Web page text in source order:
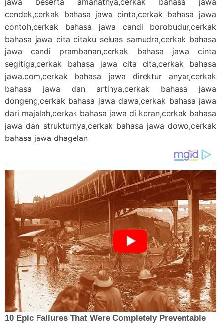
jawa beserta amanatnya,cerkak bahasa jawa
cendek,cerkak bahasa jawa cinta,cerkak bahasa jawa
contoh,cerkak bahasa jawa candi borobudur,cerkak
bahasa jawa cita citaku seluas samudra,cerkak bahasa
jawa candi prambanan,cerkak bahasa jawa cinta
segitiga,cerkak bahasa jawa cita cita,cerkak bahasa
jawa.com,cerkak bahasa jawa direktur anyar,cerkak
bahasa jawa dan artinya,cerkak bahasa jawa
dongeng,cerkak bahasa jawa dawa,cerkak bahasa jawa
dari majalah,cerkak bahasa jawa di koran,cerkak bahasa
jawa dan strukturnya,cerkak bahasa jawa dowo,cerkak
bahasa jawa dhagelan